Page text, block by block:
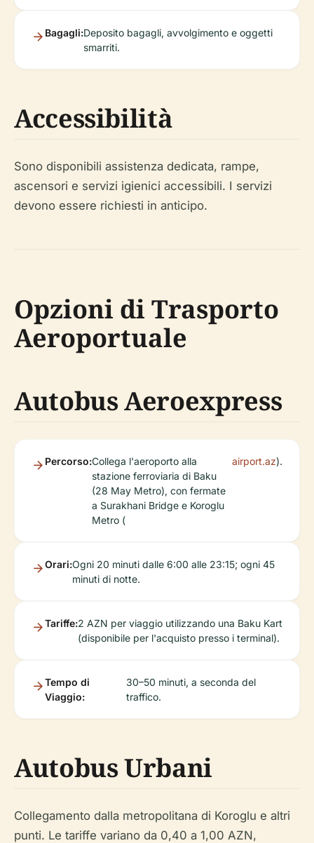
Bagagli:Deposito bagagli, avvolgimento e oggetti
smarriti.
Accessibilità
Sono disponibili assistenza dedicata, rampe,
ascensori e servizi igienici accessibili. I servizi
devono essere richiesti in anticipo.
Opzioni di Trasporto
Aeroportuale
Autobus Aeroexpress
Percorso:Collega l'aeroporto alla
stazione ferroviaria di Baku
(28 May Metro), con fermate
a Surakhani Bridge e Koroglu
Metro (
airport.az).
Orari:Ogni 20 minuti dalle 6:00 alle 23:15; ogni 45
minuti di notte.
Tariffe:2 AZN per viaggio utilizzando una Baku Kart
(disponibile per l'acquisto presso i terminal).
Tempo di
Viaggio:
30–50 minuti, a seconda del
traffico.
Autobus Urbani
Collegamento dalla metropolitana di Koroglu e altri
punti. Le tariffe variano da 0,40 a 1,00 AZN,